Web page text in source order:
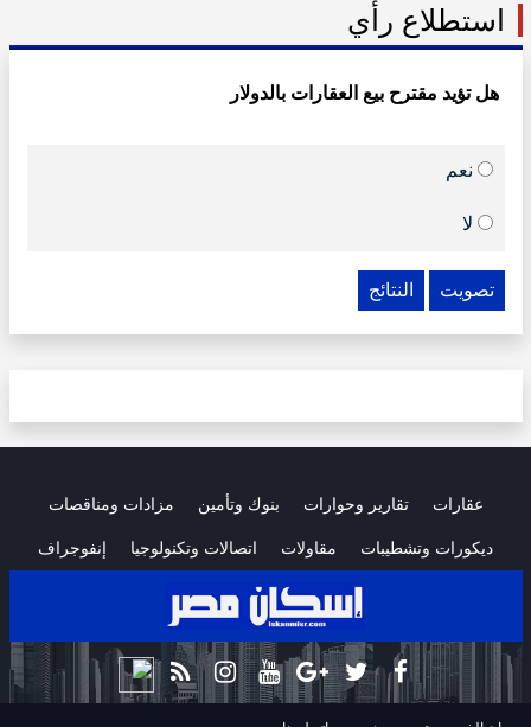
استطلاع رأي
هل تؤيد مقترح بيع العقارات بالدولار
نعم
لا
تصويت النتائج
عقارات تقارير وحوارات بنوك وتأمين مزادات ومناقصات
ديكورات وتشطيبات مقاولات اتصالات وتكنولوجيا إنفوجراف